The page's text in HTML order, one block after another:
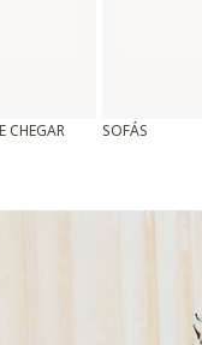
CHEGAR SOFÁS